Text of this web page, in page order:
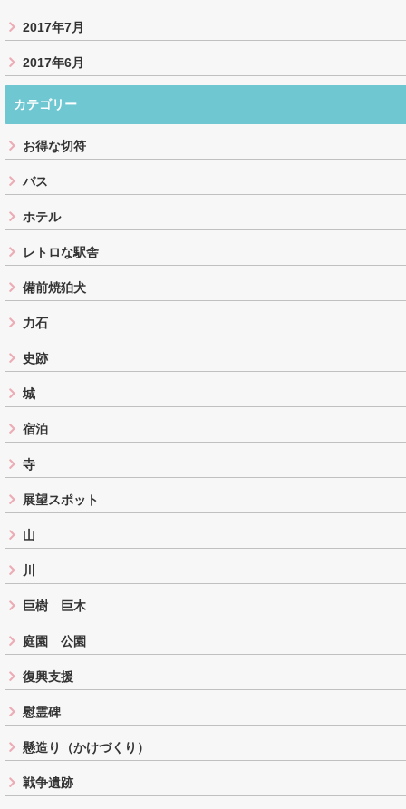
2017年7月
2017年6月
カテゴリー
お得な切符
バス
ホテル
レトロな駅舎
備前焼狛犬
力石
史跡
城
宿泊
寺
展望スポット
山
川
巨樹 巨木
庭園 公園
復興支援
慰霊碑
懸造り（かけづくり）
戦争遺跡